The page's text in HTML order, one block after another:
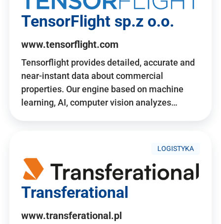
TensorFlight sp.z o.o.
www.tensorflight.com
Tensorflight provides detailed, accurate and
near-instant data about commercial
properties. Our engine based on machine
learning, AI, computer vision analyzes…
LOGISTYKA
Transferational
www.transferational.pl